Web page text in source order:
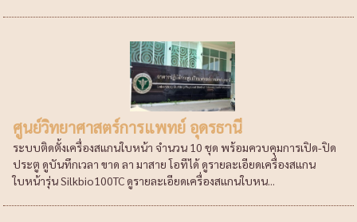
ศูนย์วิทยาศาสตร์การแพทย์ อุดรธานี
ระบบติดตั้งเครื่องสแกนใบหน้า จำนวน 10 ชุด พร้อมควบคุมการเปิด-ปิด
ประตู ดูบันทึกเวลา ขาด ลา มาสาย โอทีได้ ดูรายละเอียดเครื่องสแกน
ใบหน้ารุ่น Silkbio100TC ดูรายละเอียดเครื่องสแกนใบหน...